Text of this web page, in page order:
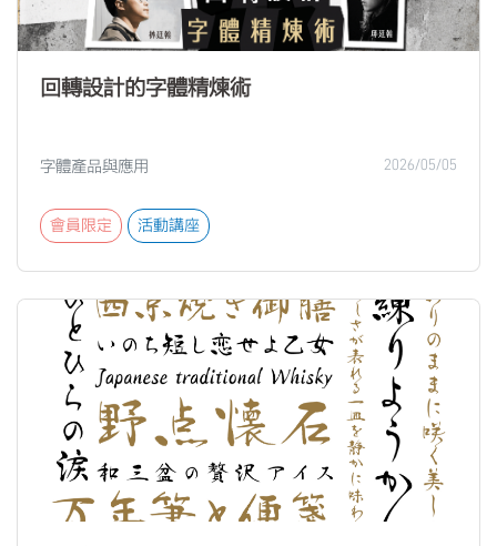
回轉設計的字體精煉術
字體產品與應用 2026/05/05
會員限定 活動講座